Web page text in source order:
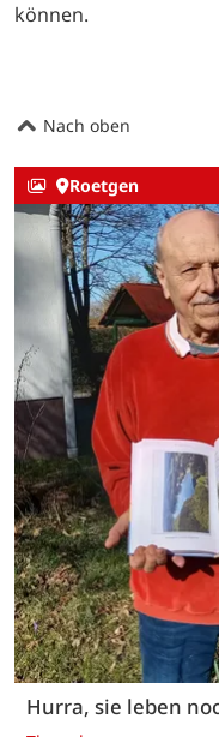
können.
Nach oben
Roetgen
Hurra, sie leben